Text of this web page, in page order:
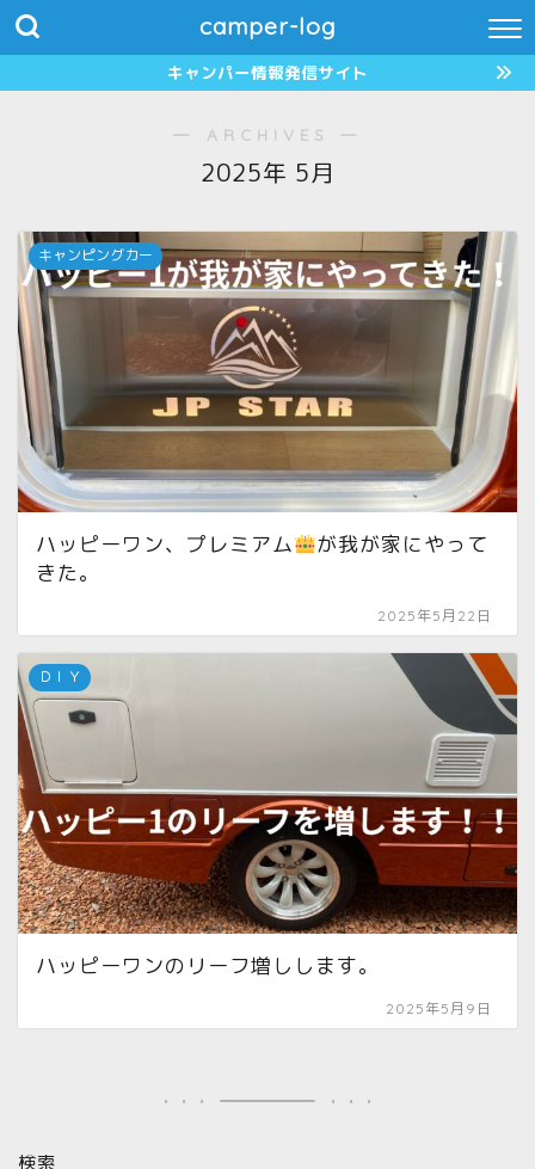
camper-log
キャンパー情報発信サイト
― ARCHIVES ―
2025年 5月
キャンピングカー
ハッピーワン、プレミアム
が我が家にやって
きた。
2025年5月22日
ＤＩＹ
ハッピーワンのリーフ増しします。
2025年5月9日
検索